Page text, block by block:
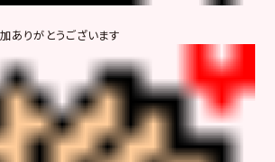
ありがとうございます